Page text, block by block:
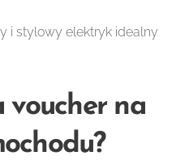
i stylowy elektryk idealny
voucher na